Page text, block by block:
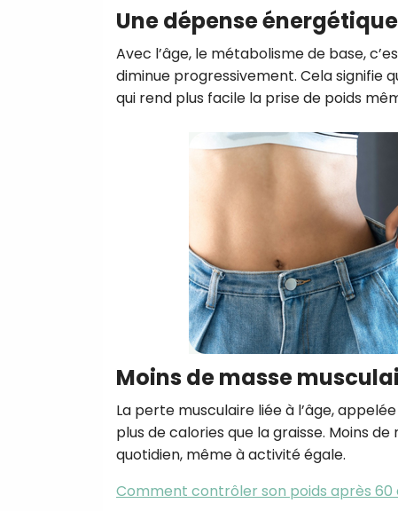
Une dépense
Avec l’âge, le métabolisme de base,
diminue progressivement. Cela signifie
qui rend plus facile la prise de poids
Moins de masse
La perte musculaire liée à l’âge,
plus de calories que la graisse. Moins
quotidien, même à activité égale.
Comment contrôler son poids après 60